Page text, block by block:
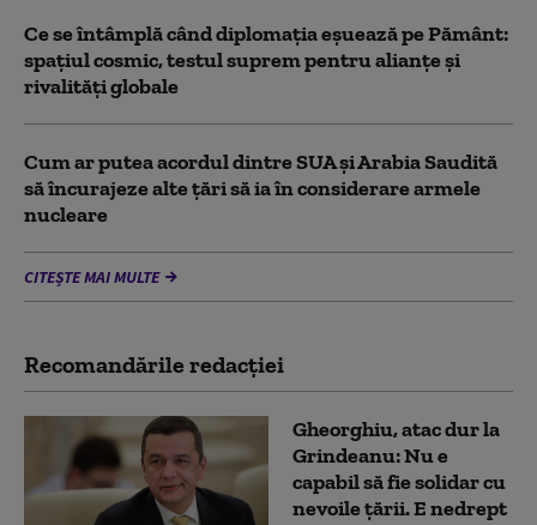
Ce se întâmplă când diplomația eșuează pe Pământ:
spațiul cosmic, testul suprem pentru alianțe și
rivalități globale
Cum ar putea acordul dintre SUA și Arabia Saudită
să încurajeze alte țări să ia în considerare armele
nucleare
CITEȘTE MAI MULTE
Recomandările redacţiei
Gheorghiu, atac dur la
Grindeanu: Nu e
capabil să fie solidar cu
nevoile țării. E nedrept